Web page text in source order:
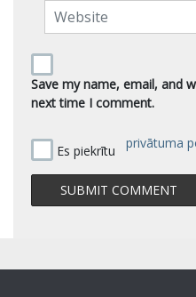
Save my name, email, and
next time I comment.
Es piekrītu privātuma